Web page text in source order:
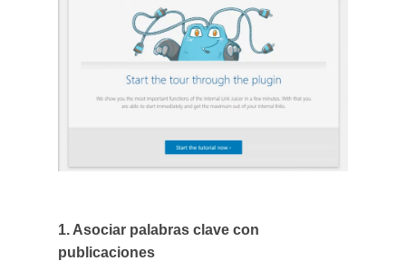
1. Asociar palabras clave con
publicaciones